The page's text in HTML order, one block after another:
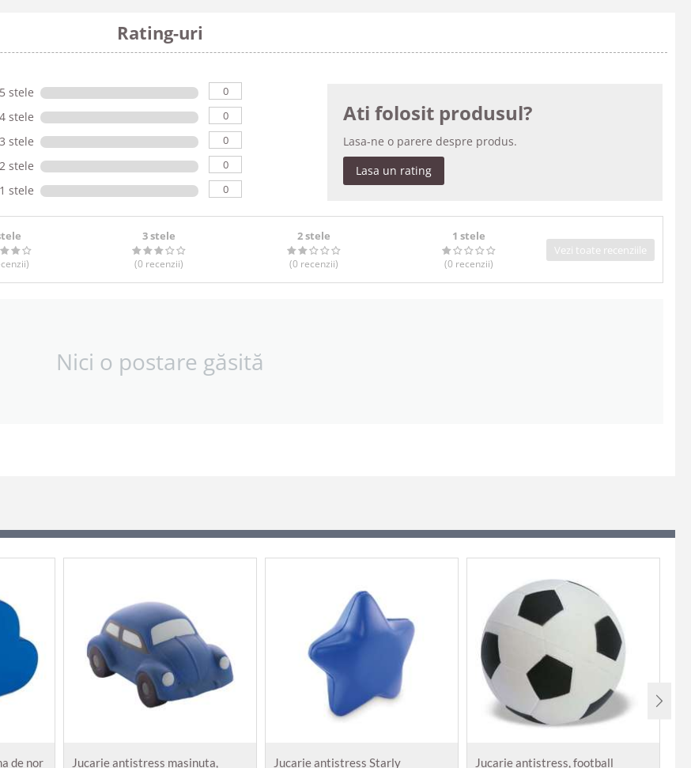
Rating-uri
5 stele 0
4 stele 0
3 stele 0
2 stele 0
1 stele 0
Ati folosit produsul?
Lasa-ne o parere despre produs.
Lasa un rating
)
3 stele
(0 recenzii)
2 stele
(0 recenzii)
1 stele
(0 recenzii)
Vezi toate recenziile
Nici o postare găsită
de nor Jucarie antistress masinuta, Jucarie antistress Starly Jucarie antistress, football